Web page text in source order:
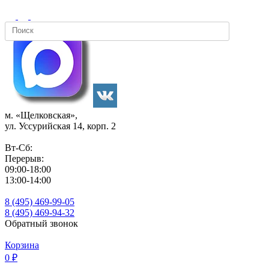
м. «Щелковская»,
ул. Уссурийская 14, корп. 2
Вт-Сб:
Перерыв:
09:00-18:00
13:00-14:00
8 (495) 469-99-05
8 (495) 469-94-32
Обратный звонок
Корзина
0 ₽